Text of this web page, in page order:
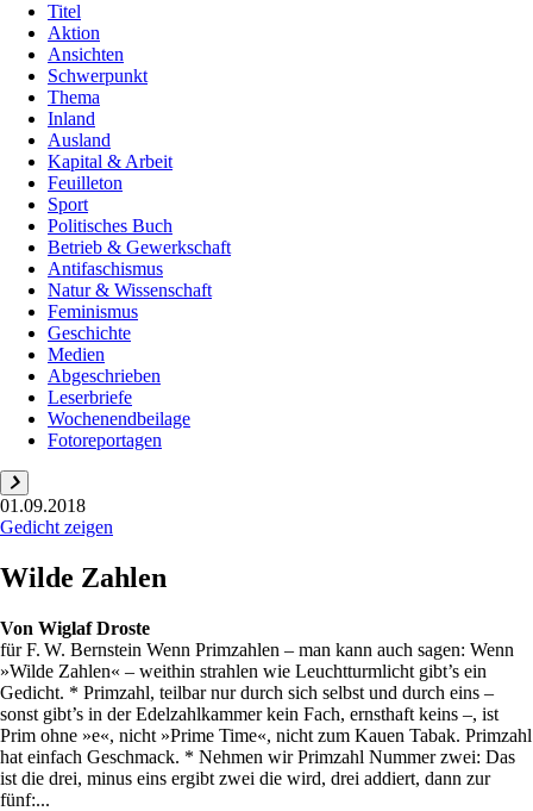
Titel
Aktion
Ansichten
Schwerpunkt
Thema
Inland
Ausland
Kapital & Arbeit
Feuilleton
Sport
Politisches Buch
Betrieb & Gewerkschaft
Antifaschismus
Natur & Wissenschaft
Feminismus
Geschichte
Medien
Abgeschrieben
Leserbriefe
Wochenendbeilage
Fotoreportagen
01.09.2018
Gedicht zeigen
Wilde Zahlen
Von Wiglaf Droste
für F. W. Bernstein Wenn Primzahlen – man kann auch sagen: Wenn
»Wilde Zahlen« – weithin strahlen wie Leuchtturmlicht gibt’s ein
Gedicht. * Primzahl, teilbar nur durch sich selbst und durch eins –
sonst gibt’s in der Edelzahlkammer kein Fach, ernsthaft keins –, ist
Prim ohne »e«, nicht »Prime Time«, nicht zum Kauen Tabak. Primzahl
hat einfach Geschmack. * Nehmen wir Primzahl Nummer zwei: Das
ist die drei, minus eins ergibt zwei die wird, drei addiert, dann zur
fünf:...